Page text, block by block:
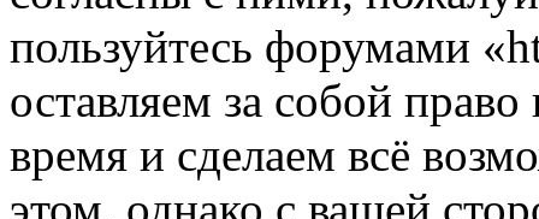
пользуйтесь форумами
оставляем за собой
время и сделаем всё
этом, однако с вашей